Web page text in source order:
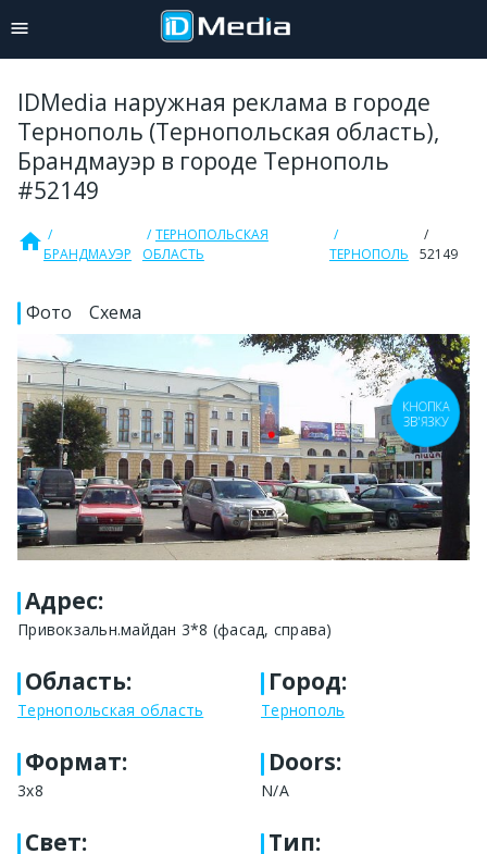
IDMedia наружная реклама в городе
Тернополь (Тернопольская область),
Брандмауэр в городе Тернополь
#52149
homeБРАНДМАУЭР
ТЕРНОПОЛЬСКАЯ
ОБЛАСТЬ
ТЕРНОПОЛЬ 52149
Фото Схема
Адрес:
Привокзальн.майдан 3*8 (фасад, справа)
Область:
Тернопольская область
Город:
Тернополь
Формат:
3x8
Doors:
N/A
Свет: Тип:
КНОПКА
ЗВ'ЯЗКУ